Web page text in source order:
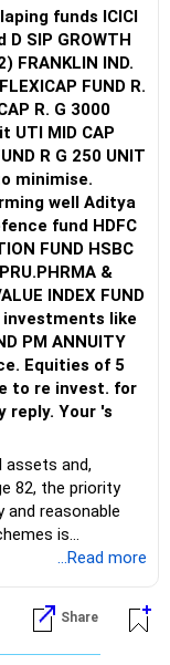
returns over the
stay invested
growth with
market
capitalisation.
different
rebalance.
of portfolio
funds ICICI
SIP GROWTH
minimise.
Aditya
FUND HSBC
&
INDEX FUND
PM ANNUITY
of 5
assets and,
82, the priority
and reasonable
is
...Read more
Share